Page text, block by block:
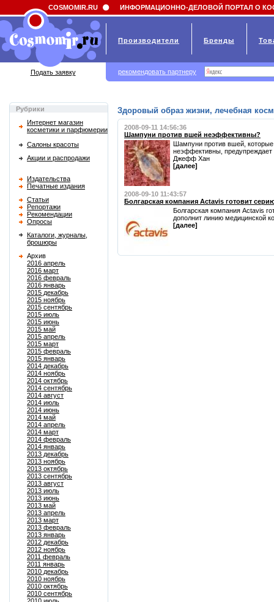
Field 'news_title' doesn't have a default value
Рубрики
Интернет магазин
косметики и парфюмерии
Салоны красоты
Акции и распродажи
Издательства
Печатные издания
Статьи
Репортажи
Рекомендации
Опросы
Каталоги, журналы,
брошюры
Архив
2016 апрель
2016 март
2016 февраль
2016 январь
2015 декабрь
2015 ноябрь
2015 сентябрь
2015 июль
2015 июнь
2015 май
2015 апрель
2015 март
2015 февраль
2015 январь
2014 декабрь
2014 ноябрь
2014 октябрь
2014 сентябрь
2014 август
2014 июль
2014 июнь
2014 май
2014 апрель
2014 март
2014 февраль
2014 январь
2013 декабрь
2013 ноябрь
2013 октябрь
2013 сентябрь
2013 август
2013 июль
2013 июнь
2013 май
2013 апрель
2013 март
2013 февраль
2013 январь
2012 декабрь
2012 ноябрь
2011 февраль
2011 январь
2010 декабрь
2010 ноябрь
2010 октябрь
2010 сентябрь
Здоровый образ жизни, лечебная
2008-09-11 14:56:36
Шампуни против вшей неэффективны?
Шампуни против вшей, которые
неэффективны, предупреждает
Джефф Хан
[далее]
2008-09-10 11:43:57
Болгарская компания Actavis готовит
Болгарская компания Actavis
дополнит линию медицинской
[далее]
COSMOMIR.RU ИНФОРМАЦИОННО-ДЕЛОВОЙ ПОРТАЛ О
Производители Бренды
Подать заявку рекомендовать партнеру